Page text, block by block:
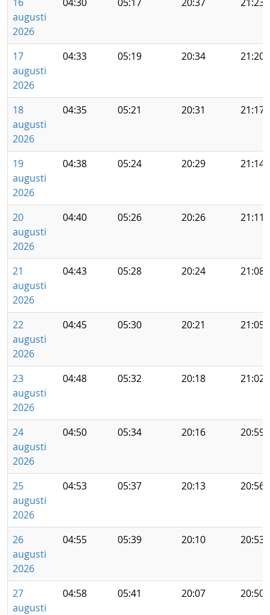
augusti
2026
17
augusti
2026
04:33 05:19 20:34 21:20
18
augusti
2026
04:35 05:21 20:31 21:17
19
augusti
2026
04:38 05:24 20:29 21:14
20
augusti
2026
04:40 05:26 20:26 21:11
21
augusti
2026
04:43 05:28 20:24 21:08
22
augusti
2026
04:45 05:30 20:21 21:05
23
augusti
2026
04:48 05:32 20:18 21:02
24
augusti
2026
04:50 05:34 20:16 20:59
25
augusti
2026
04:53 05:37 20:13 20:56
26
augusti
2026
04:55 05:39 20:10 20:53
27
augusti
04:58 05:41 20:07 20:50